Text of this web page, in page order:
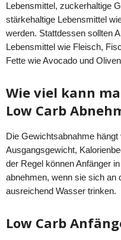
Lebensmittel, zuckerhaltige
stärkehaltige Lebensmittel
werden. Stattdessen sollten
Lebensmittel wie Fleisch,
Fette wie Avocado und
Wie viel kann
Low Carb
Die Gewichtsabnahme
Ausgangsgewicht,
der Regel können Anfänger
abnehmen, wenn sie sich an
ausreichend Wasser trinken.
Low Carb